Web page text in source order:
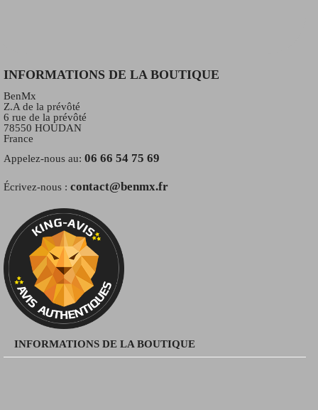
INFORMATIONS DE LA BOUTIQUE
BenMx
Z.A de la prévôté
6 rue de la prévôté
78550 HOUDAN
France
Appelez-nous au: 06 66 54 75 69
Écrivez-nous : contact@benmx.fr
INFORMATIONS DE LA BOUTIQUE